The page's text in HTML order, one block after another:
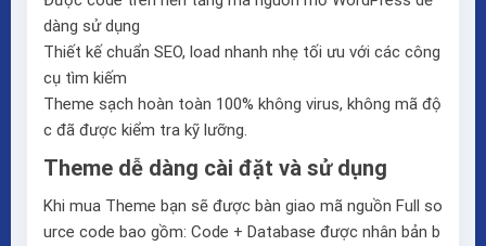
dàng sử dụng
Thiết kế chuẩn SEO, load nhanh nhẹ tối ưu với các công
cụ tìm kiếm
Theme sạch hoàn toàn 100% không virus, không mã độ
c đã được kiểm tra kỹ lưỡng.
Theme dễ dàng cài đặt và sử dụng
Khi mua Theme bạn sẽ được bàn giao mã nguồn Full so
urce code bao gồm: Code + Database được nhân bản b